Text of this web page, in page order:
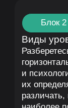
Урок 2.
Блок 1
Основные
Вы узнаете,
и
ключевыми
понимать,